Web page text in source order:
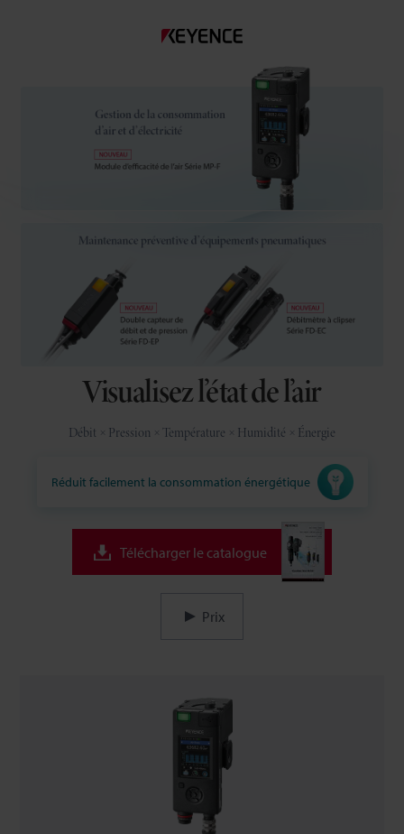
Visualisez l’état de l’air
Débit Pression Température Humidité Énergie
Réduit facilement la consommation énergétique
Télécharger le catalogue
Prix